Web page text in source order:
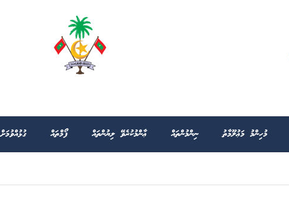
މުހިންމު މަޢުލޫމާތު ނިންމުންތައް ޢާންމުކުރެވޭ ލިޔުންތައް ފޯމްތައް ގުޅުއްވުމަށް